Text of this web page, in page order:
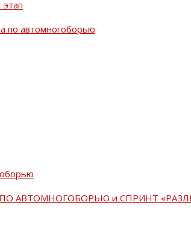
по автомногоборью
ПО АВТОМНОГОБОРЬЮ и СПРИНТ